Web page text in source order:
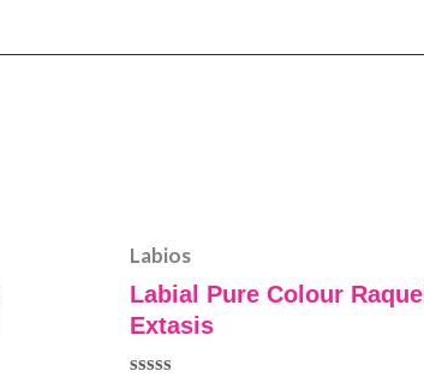
Labios
Labial Pure Colour Raquel
Extasis